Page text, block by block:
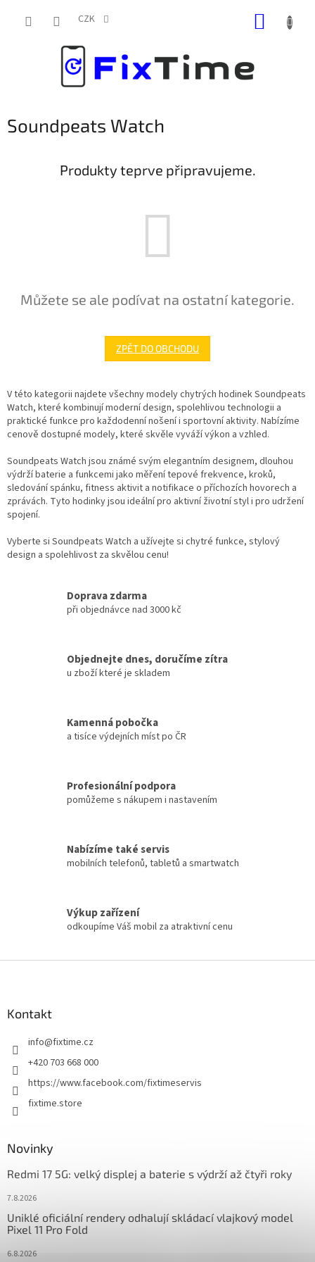
CZK
Soundpeats Watch
Produkty teprve připravujeme.
Můžete se ale podívat na ostatní kategorie.
ZPĚT DO OBCHODU
V této kategorii najdete všechny modely chytrých hodinek Soundpeats
Watch, které kombinují moderní design, spolehlivou technologii a
praktické funkce pro každodenní nošení i sportovní aktivity. Nabízíme
cenově dostupné modely, které skvěle vyváží výkon a vzhled.
Soundpeats Watch jsou známé svým elegantním designem, dlouhou
výdrží baterie a funkcemi jako měření tepové frekvence, kroků,
sledování spánku, fitness aktivit a notifikace o příchozích hovorech a
zprávách. Tyto hodinky jsou ideální pro aktivní životní styl i pro udržení
spojení.
Vyberte si Soundpeats Watch a užívejte si chytré funkce, stylový
design a spolehlivost za skvělou cenu!
Doprava zdarma
při objednávce nad 3000 kč
Objednejte dnes, doručíme zítra
u zboží které je skladem
Kamenná pobočka
a tisíce výdejních míst po ČR
Profesionální podpora
pomůžeme s nákupem i nastavením
Nabízíme také servis
mobilních telefonů, tabletů a smartwatch
Výkup zařízení
odkoupíme Váš mobil za atraktivní cenu
Kontakt
info@fixtime.cz
+420 703 668 000
https://www.facebook.com/fixtimeservis
fixtime.store
Novinky
Redmi 17 5G: velký displej a baterie s výdrží až čtyři roky
7.8.2026
Uniklé oficiální rendery odhalují skládací vlajkový model
Pixel 11 Pro Fold
6.8.2026